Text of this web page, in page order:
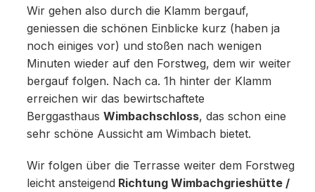
Wir gehen also durch die Klamm bergauf,
geniessen die schönen Einblicke kurz (haben ja
noch einiges vor) und stoßen nach wenigen
Minuten wieder auf den Forstweg, dem wir weiter
bergauf folgen. Nach ca. 1h hinter der Klamm
erreichen wir das bewirtschaftete
Berggasthaus Wimbachschloss, das schon eine
sehr schöne Aussicht am Wimbach bietet.
Wir folgen über die Terrasse weiter dem Forstweg
leicht ansteigend Richtung Wimbachgrieshütte /